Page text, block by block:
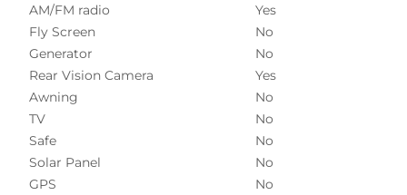
AM/FM radio
Yes
Fly Screen
No
Generator
No
Rear Vision Camera
Yes
Awning
No
TV
No
Safe
No
Solar Panel
No
GPS
No